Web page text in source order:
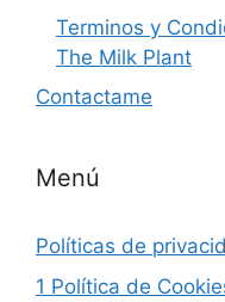
Terminos y
The Milk Plant
Contactame
Menú
Políticas de
1 Política de